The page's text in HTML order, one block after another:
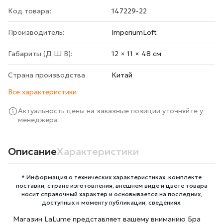
Код товара: 147229-22
Производитель: ImperiumLoft
Габариты (Д Ш В): 12 × 11 × 48 cм
Страна производства
Китай
Все характеристики
Актуальность цены на заказные позиции уточняйте у
менеджера
ОписаниеХарактеристики
* Информация о технических характеристиках, комплекте
поставки, стране изготовления, внешнем виде и цвете товара
носит справочный характер и основывается на последних,
доступных к моменту публикации, сведениях.
Магазин LaLume представляет вашему вниманию Бра